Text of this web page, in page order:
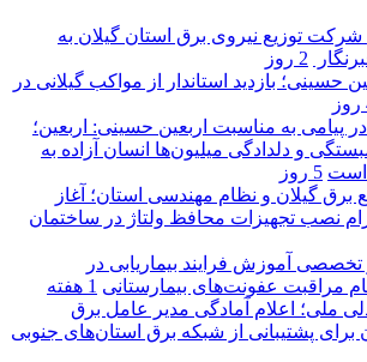
شركت توزیع نیروی برق استان گیلان به
2 روز
حسینی؛ بازدید استاندار از مواکب گیلانی در
در پیامی به مناسبت اربعین حسینی: اربعین؛
و دلدادگی میلیون‌ها انسان آزاده به
است 5 روز
برق گیلان و نظام مهندسی استان؛ آغاز
نصب تجهیزات محافظ ولتاژ در ساختمان
تخصصی آموزش فرایند بیماریابی در
مراقبت عفونت‌های بیمارستانی 1 هفته
ملی؛ اعلام آمادگی مدیر عامل برق
برای پشتیبانی از شبكه برق استان‌های جنوبی